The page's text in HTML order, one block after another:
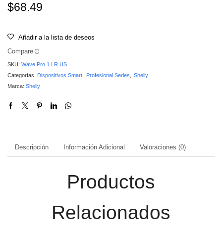
$68.49
Añadir a la lista de deseos
Compare
SKU: Wave Pro 1 LR US
Categorías
Dispositivos Smart Profesional Series
Shelly
Marca: Shelly
Descripción Información Adicional Valoraciones (0)
Productos
Relacionados